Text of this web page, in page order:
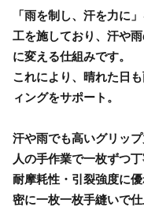
「雨を制し、汗を力に
工を施しており、汗や
に変える仕組みです。
これにより、晴れた日
ィングをサポート。
汗や雨でも高いグリッ
人の手作業で一枚ずつ
耐摩耗性・引裂強度に
密に一枚一枚手縫いで